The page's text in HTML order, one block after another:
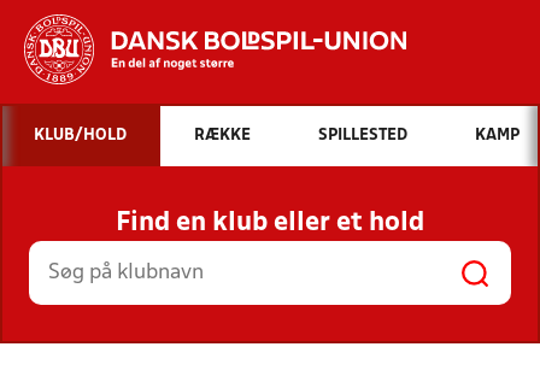
Hvad vil du søge efter?
INDHOLD OG NYHEDER
STILLINGER, RESULTATER, KLUBBER OG
HOLD
KLUB/HOLD RÆKKE SPILLESTED KAMP
Find en klub eller et hold